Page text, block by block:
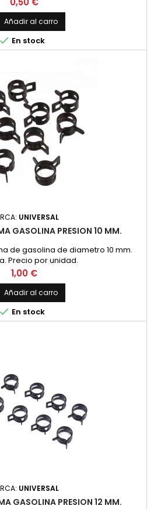
Añadir al carro
 En stock
UNIVERSAL
GASOLINA PRESION 10 MM.
de gasolina de diametro 10 mm.
Precio por unidad.
Precio
1,00 €
Añadir al carro
 En stock
UNIVERSAL
GASOLINA PRESION 12 MM.